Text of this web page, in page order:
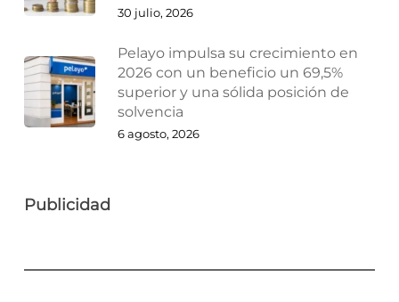
30 julio, 2026
Pelayo impulsa su crecimiento en
2026 con un beneficio un 69,5%
superior y una sólida posición de
solvencia
6 agosto, 2026
Publicidad